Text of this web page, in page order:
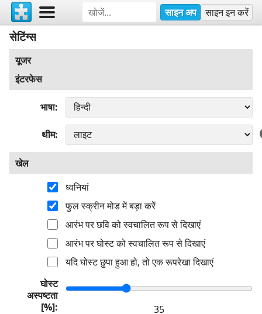
साइन अप साइन इन करें
सेटिंग्स
यूजर
इंटरफेस
भाषा
थीम
खेल
ध्वनियां
फुल स्क्रीन मोड में बड़ा करें
आरंभ पर छवि को स्वचालित रूप से दिखाएं
आरंभ पर घोस्ट को स्वचालित रूप से दिखाएं
यदि घोस्ट छुपा हुआ हो, तो एक रूपरेखा दिखाएं
घोस्ट
अस्पष्टता
[%]